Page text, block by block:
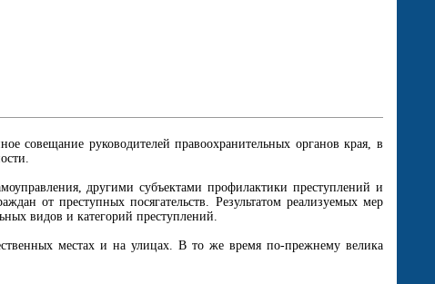
совещание руководителей правоохранительных органов края, в
другими субъектами профилактики преступлений и
от преступных посягательств. Результатом реализуемых мер
видов и категорий преступлений.
местах и на улицах. В то же время по-прежнему велика